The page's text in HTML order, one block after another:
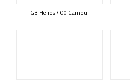
G3 Helios 400 Camou